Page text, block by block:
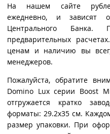
На нашем сайте
ежедневно, и
Центрального
предварительных
ценам и наличию вы
менеджеров.
Пожалуйста, обратите
Domino Lux серии Boost
отгружается кратко
форматы: 29.2x35 см.
размер упаковки. При